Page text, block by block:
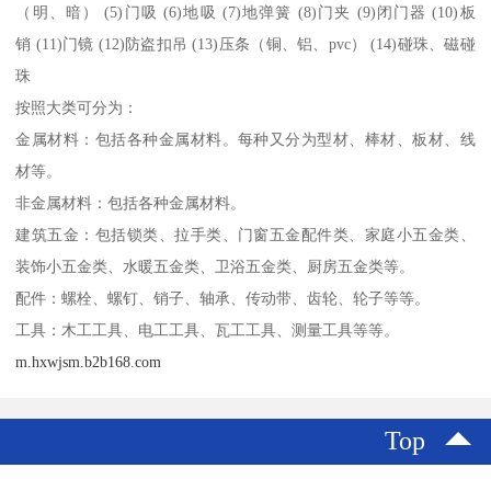
（明、暗） (5)门吸 (6)地吸 (7)地弹簧 (8)门夹 (9)闭门器 (10)板
销 (11)门镜 (12)防盗扣吊 (13)压条（铜、铝、pvc） (14)碰珠、磁碰
珠
按照大类可分为：
金属材料：包括各种金属材料。每种又分为型材、棒材、板材、线
材等。
非金属材料：包括各种金属材料。
建筑五金：包括锁类、拉手类、门窗五金配件类、家庭小五金类、
装饰小五金类、水暖五金类、卫浴五金类、厨房五金类等。
配件：螺栓、螺钉、销子、轴承、传动带、齿轮、轮子等等。
工具：木工工具、电工工具、瓦工工具、测量工具等等。
m.hxwjsm.b2b168.com
Top